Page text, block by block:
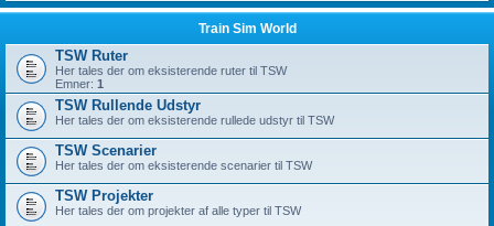
Train Sim World
TSW Ruter
Her tales der om eksisterende ruter til TSW
Emner: 1
TSW Rullende Udstyr
Her tales der om eksisterende rullede udstyr til TSW
TSW Scenarier
Her tales der om eksisterende scenarier til TSW
TSW Projekter
Her tales der om projekter af alle typer til TSW